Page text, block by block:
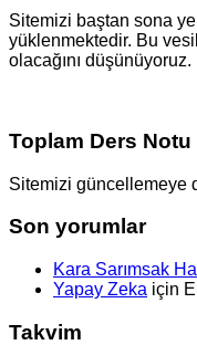
Sitemizi baştan sona
yüklenmektedir. Bu
olacağını
Toplam Ders Notu
Sitemizi güncellemeye
Son yorumlar
Kara Sarımsak
Yapay Zeka için
Takvim